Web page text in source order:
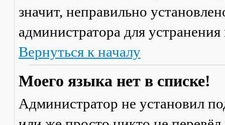
значит, неправильно
администратора для
Вернуться к началу
Моего языка нет в списке!
Администратор не установил